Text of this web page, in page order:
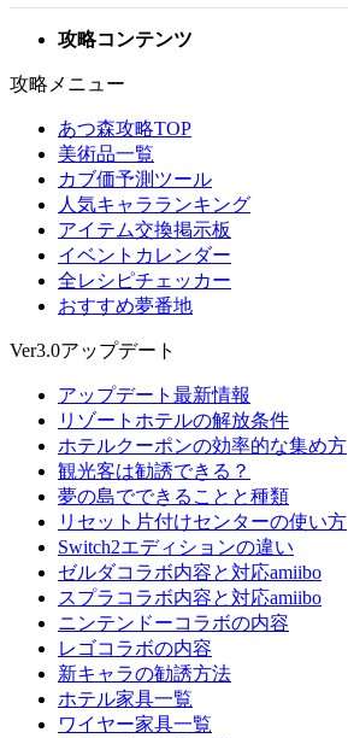
攻略コンテンツ
攻略メニュー
あつ森攻略TOP
美術品一覧
カブ価予測ツール
人気キャラランキング
アイテム交換掲示板
イベントカレンダー
全レシピチェッカー
おすすめ夢番地
Ver3.0アップデート
アップデート最新情報
リゾートホテルの解放条件
ホテルクーポンの効率的な集め方
観光客は勧誘できる？
夢の島でできることと種類
リセット片付けセンターの使い方
Switch2エディションの違い
ゼルダコラボ内容と対応amiibo
スプラコラボ内容と対応amiibo
ニンテンドーコラボの内容
レゴコラボの内容
新キャラの勧誘方法
ホテル家具一覧
ワイヤー家具一覧